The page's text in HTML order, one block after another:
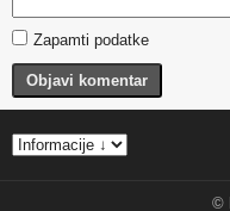
Zapamti podatke
Objavi komentar
©